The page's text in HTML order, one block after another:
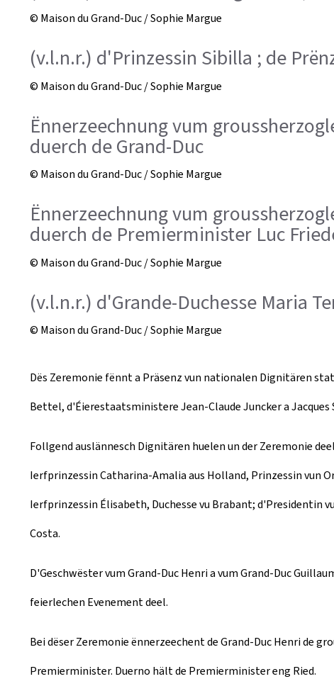
© Maison du Grand-Duc / Sophie Margue
(v.l.n.r.) d'Prinzessin Sibilla ; de
© Maison du Grand-Duc / Sophie Margue
Ënnerzeechnung vum
duerch de Grand-Duc
© Maison du Grand-Duc / Sophie Margue
Ënnerzeechnung vum
duerch de Premierminister Luc
© Maison du Grand-Duc / Sophie Margue
(v.l.n.r.) d'Grande-Duchesse Maria
© Maison du Grand-Duc / Sophie Margue
Dës Zeremonie fënnt a Präsenz vun nationalen Dignitären
Bettel, d'Éierestaatsministere Jean-Claude Juncker a
Follgend auslännesch Dignitären huelen un der Zeremonie
Ierfprinzessin Catharina-Amalia aus Holland, Prinzessin vun
Ierfprinzessin Élisabeth, Duchesse vu Brabant; d'Presidentin
Costa.
D'Geschwëster vum Grand-Duc Henri a vum Grand-Duc
feierlechen Evenement deel.
Bei dëser Zeremonie ënnerzeechent de Grand-Duc Henri de
Premierminister. Duerno hält de Premierminister eng Ried.